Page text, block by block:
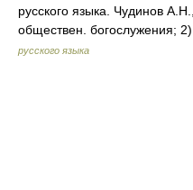
русского языка. Чудинов
обществен. богослужения;
русского языка